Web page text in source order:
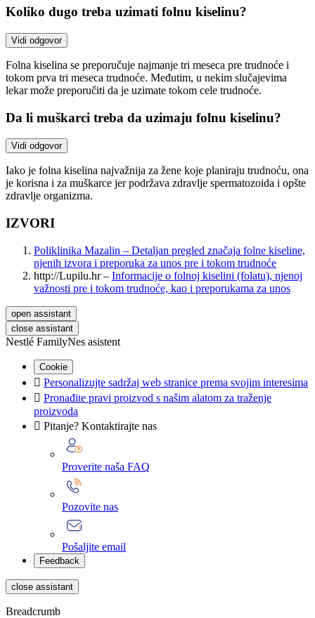
Koliko dugo treba uzimati folnu kiselinu?
Vidi odgovor
Folna kiselina se preporučuje najmanje tri meseca pre trudnoće i
tokom prva tri meseca trudnoće. Međutim, u nekim slučajevima
lekar može preporučiti da je uzimate tokom cele trudnoće.
Da li muškarci treba da uzimaju folnu kiselinu?
Vidi odgovor
Iako je folna kiselina najvažnija za žene koje planiraju trudnoću, ona
je korisna i za muškarce jer podržava zdravlje spermatozoida i opšte
zdravlje organizma.
IZVORI
Poliklinika Mazalin – Detaljan pregled značaja folne kiseline,
njenih izvora i preporuka za unos pre i tokom trudnoće
http://Lupilu.hr– Informacije o folnoj kiselini (folatu), njenoj
važnosti pre i tokom trudnoće, kao i preporukama za unos
open assistant
close assistant
Nestlé FamilyNes asistent
Cookie
 Personalizujte sadržaj web stranice prema svojim interesima
 Pronađite pravi proizvod s našim alatom za traženje
proizvoda
 Pitanje? Kontaktirajte nas
Proverite naša FAQ
Pozovite nas
Pošaljite email
Feedback
close assistant
Breadcrumb